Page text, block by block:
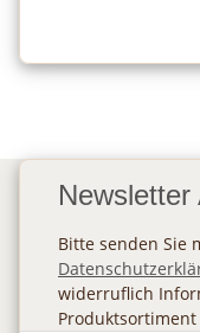
Newsletter
Bitte senden Sie
widerruflich